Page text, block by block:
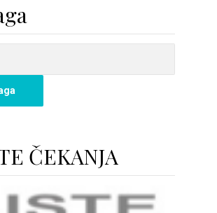
ČEKANJA